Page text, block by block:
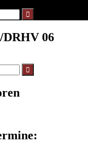
DRHV 06